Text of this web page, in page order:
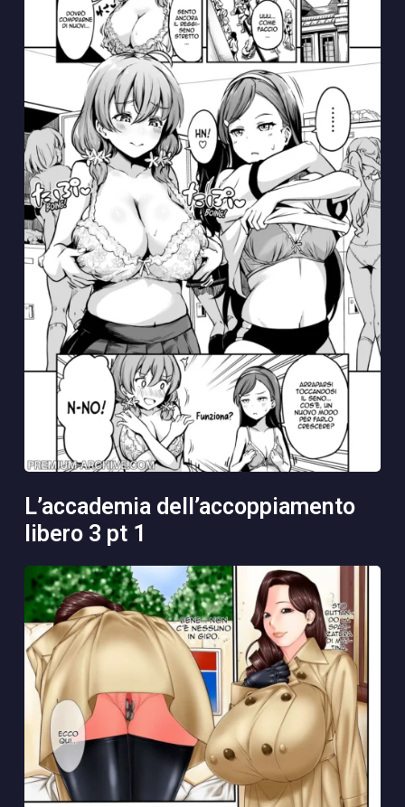
l’accademia dell’accoppiamento
libero 3 pt 1